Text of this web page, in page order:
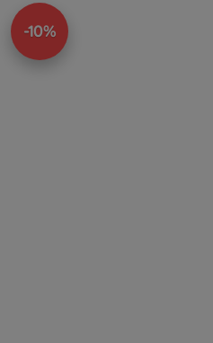
-10%